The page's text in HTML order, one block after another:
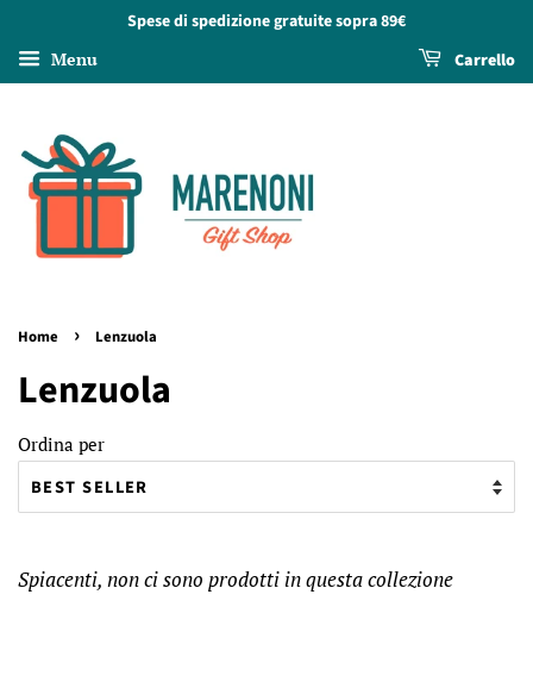
Spese di spedizione gratuite sopra 89€
Menu Carrello
Home › Lenzuola
Lenzuola
Ordina per
Spiacenti, non ci sono prodotti in questa collezione